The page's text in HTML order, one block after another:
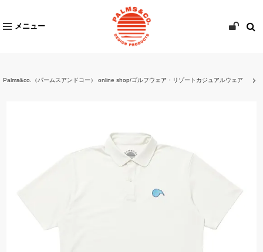
メニュー
Palms&co.（パームスアンドコー） online shop/ゴルフウェア・リゾートカジュアルウェア